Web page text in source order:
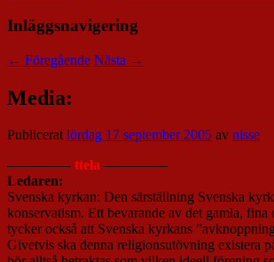
Inläggsnavigering
← Föregående Nästa →
Media:
Publiceratlördag 17 september 2005 av nisse
————– ttela ————–
Ledaren:
Svenska kyrkan: Den särställning Svenska
konservatism. Ett bevarande av det gamla, fina
tycker också att Svenska kyrkans
Givetvis ska denna religionsutövning existera